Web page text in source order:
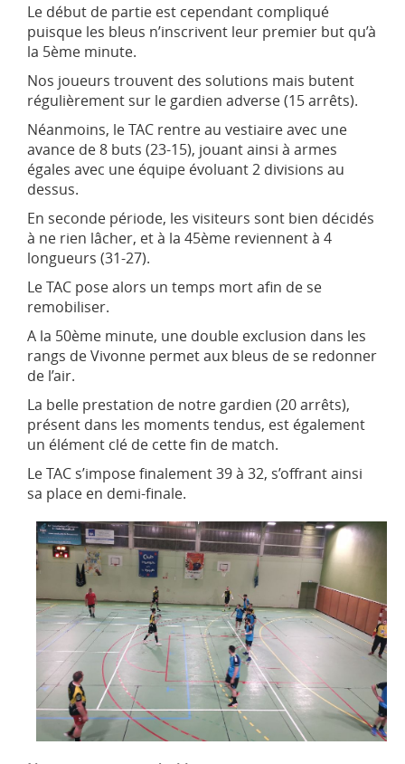
Le début de partie est cependant compliqué
puisque les bleus n’inscrivent leur premier but qu’à
la 5ème minute.
Nos joueurs trouvent des solutions mais butent
régulièrement sur le gardien adverse (15 arrêts).
Néanmoins, le TAC rentre au vestiaire avec une
avance de 8 buts (23-15), jouant ainsi à armes
égales avec une équipe évoluant 2 divisions au
dessus.
En seconde période, les visiteurs sont bien décidés
à ne rien lâcher, et à la 45ème reviennent à 4
longueurs (31-27).
Le TAC pose alors un temps mort afin de se
remobiliser.
A la 50ème minute, une double exclusion dans les
rangs de Vivonne permet aux bleus de se redonner
de l’air.
La belle prestation de notre gardien (20 arrêts),
présent dans les moments tendus, est également
un élément clé de cette fin de match.
Le TAC s’impose finalement 39 à 32, s’offrant ainsi
sa place en demi-finale.